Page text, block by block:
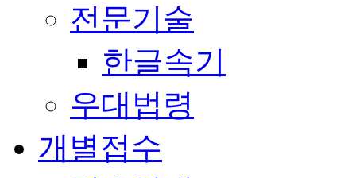
전문기술
한글속기
우대법령
개별접수